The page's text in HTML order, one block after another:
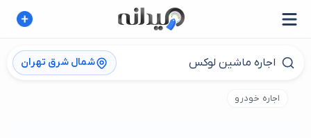
شمال شرق تهران
اجاره خودرو